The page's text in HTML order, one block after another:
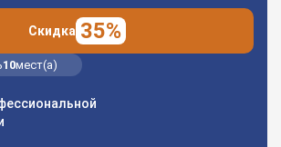
Скидка 35%
10мест(а)